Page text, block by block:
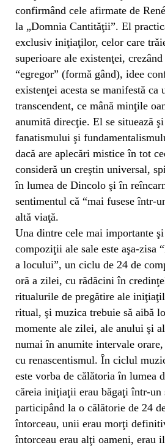
confirmând cele afirmate de
la „Domnia Cantităţii”. El
exclusiv iniţiaţilor, celor care
superioare ale existenţei,
“egregor” (formă gând), idee
existenţei acesta se manifestă ca
transcendent, ce mână minţile
anumită direcţie. El se situează
fanatismului şi
dacă are aplecări mistice în tot
consideră un creştin universal,
în lumea de Dincolo şi în
sentimentul că “mai fusese într-
altă viaţă.
Una dintre cele mai importante
compoziţii ale sale este aşa-zisa
a locului”, un ciclu de 24 de
oră a zilei, cu rădăcini în
ritualurile de pregătire ale
ritual, şi muzica trebuie să aibă
momente ale zilei, ale anului şi
numai în anumite intervale
cu renascentismul. În ciclul
este vorba de călătoria în lumea
căreia iniţiaţii erau băgaţi într-un
participând la o călătorie de 24
întorceau, unii erau morţi
întorceau erau alţi oameni, erau